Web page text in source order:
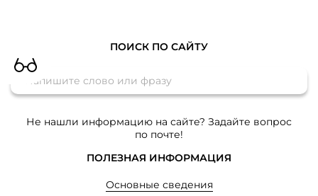
ПОИСК ПО САЙТУ
Не нашли информацию на сайте? Задайте вопрос
по почте!
ПОЛЕЗНАЯ ИНФОРМАЦИЯ
Основные сведения